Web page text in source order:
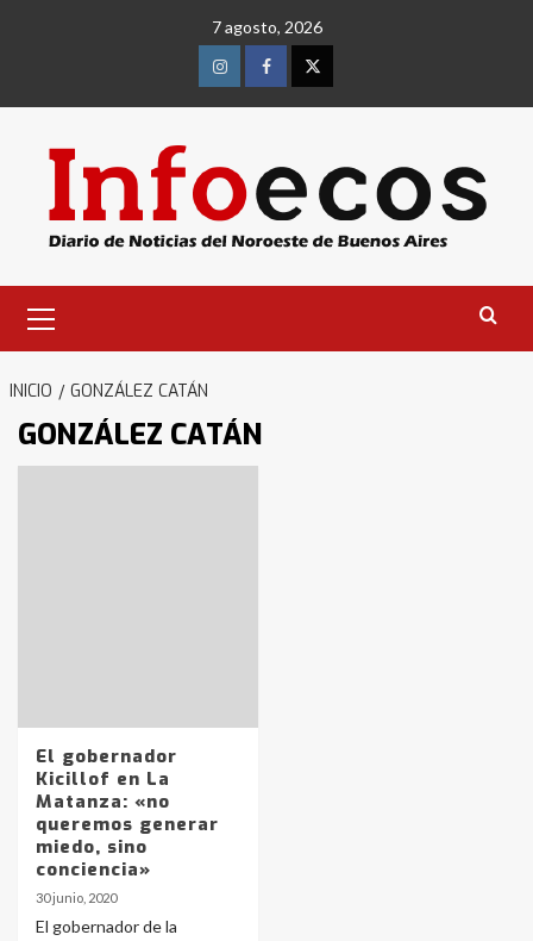
7 agosto, 2026
InstagramFacebookTwitter
primario
INICIO GONZÁLEZ CATÁN
GONZÁLEZ CATÁN
El gobernador
Kicillof en La
Matanza: «no
queremos generar
miedo, sino
conciencia»
30 junio, 2020
El gobernador de la
4
5
Los precios de los combustibles en
La Pampa, desde YPF hasta Axion